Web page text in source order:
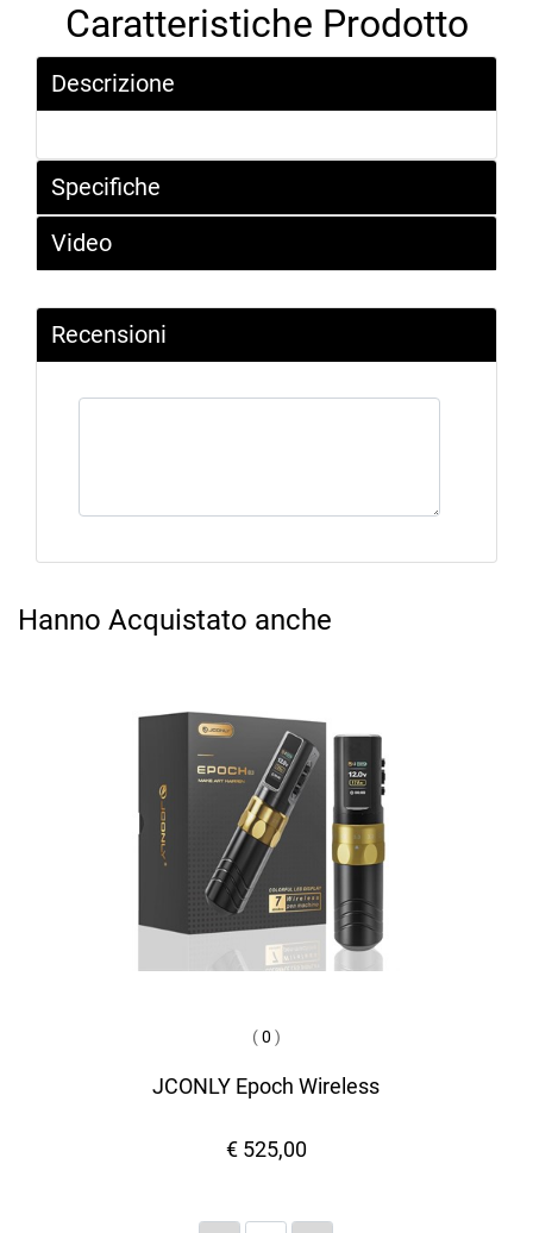
Caratteristiche Prodotto
Descrizione
Specifiche
Video
Recensioni
Hanno Acquistato anche
(0 )
JCONLY Epoch Wireless
€ 525,00